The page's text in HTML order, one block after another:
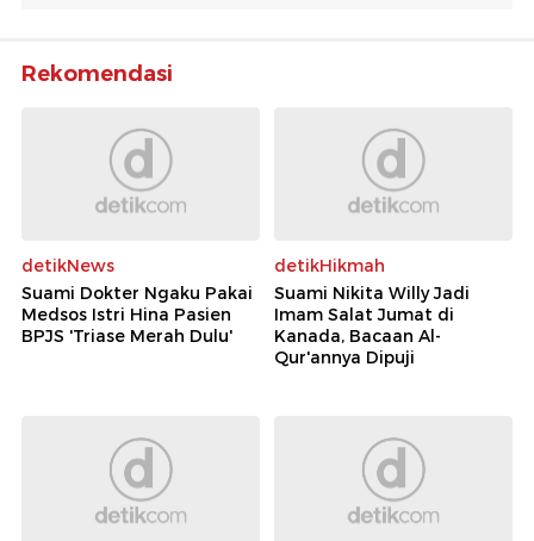
Rekomendasi
detikNews
Suami Dokter Ngaku Pakai
Medsos Istri Hina Pasien
BPJS 'Triase Merah Dulu'
detikHikmah
Suami Nikita Willy Jadi
Imam Salat Jumat di
Kanada, Bacaan Al-
Qur'annya Dipuji